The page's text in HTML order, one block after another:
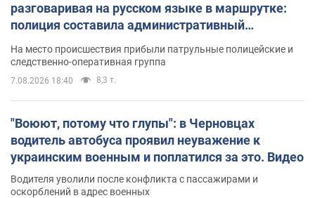
разговаривая на русском языке в маршрутке:
полиция составила административный
На место происшествия прибыли патрульные полицейские и
следственно-оперативная группа
7.08.2026 18:40 8,3 т.
"Воюют, потому что глупы": в Черновцах
водитель автобуса проявил неуважение к
украинским военным и поплатился за это. Видео
Водителя уволили после конфликта с пассажирами и
оскорблений в адрес военных